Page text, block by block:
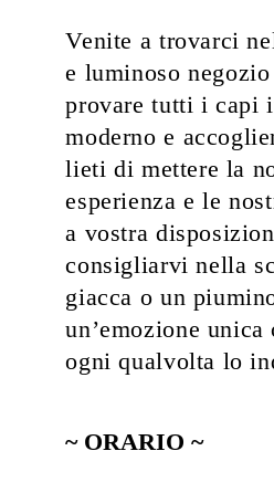
Venite a trovarci
e luminoso
provare tutti i capi
moderno e
lieti di mettere la
esperienza e le
a vostra
consigliarvi nella
giacca o un
un’emozione unica
ogni qualvolta lo
~ ORARIO ~